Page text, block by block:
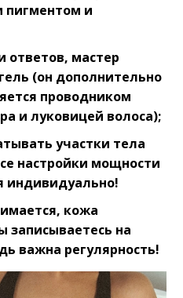
пигментом и
ответов, мастер
(он дополнительно
проводником
и луковицей волоса);
участки тела
настройки мощности
индивидуально!
кожа
записываетесь на
важна регулярность!